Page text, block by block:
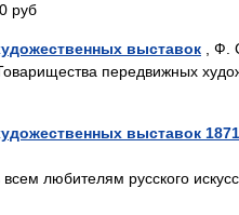
руб
выставок , Ф.
передвижных
выставок
любителям русского